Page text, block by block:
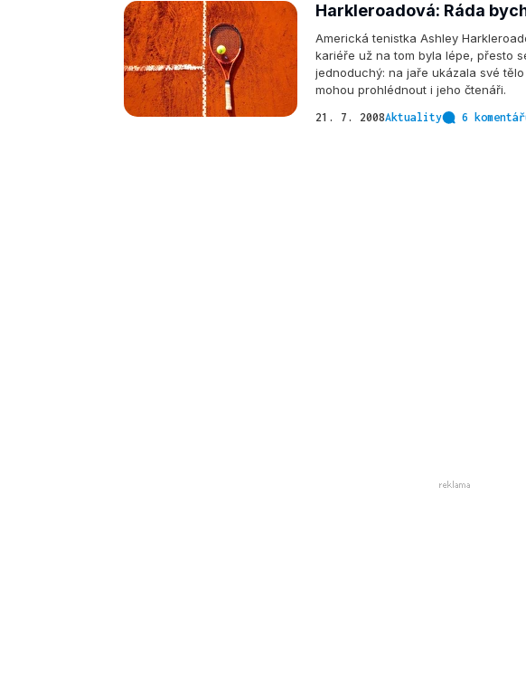
Harkleroadová: Ráda
Americká tenistka Ashley
kariéře už na tom byla lépe, přesto
jednoduchý: na jaře ukázala své
mohou prohlédnout i jeho čtenáři.
21. 7. 2008Aktuality 6